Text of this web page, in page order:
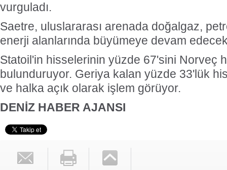
vurguladı.
Saetre, uluslararası arenada doğalgaz,
enerji alanlarında büyümeye devam
Statoil'in hisselerinin yüzde 67'sini Norveç
bulunduruyor. Geriya kalan yüzde 33'lük
ve halka açık olarak işlem görüyor.
DENİZ HABER AJANSI